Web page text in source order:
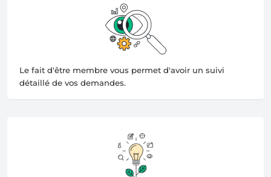
Le fait d'être membre vous permet d'avoir un suivi
détaillé de vos demandes.